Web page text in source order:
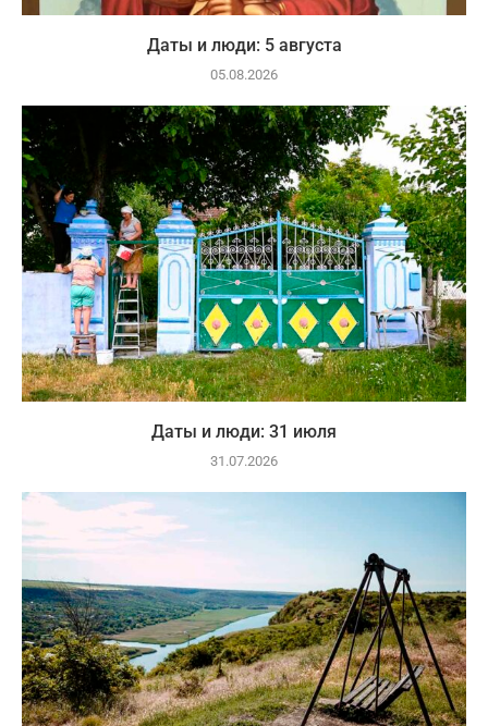
Даты и люди: 5 августа
05.08.2026
Даты и люди: 31 июля
31.07.2026